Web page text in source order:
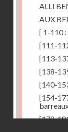
ALLI
AUX
[ 1-110 :
[111-
[113-
[138-
[140-
[154-
[178-